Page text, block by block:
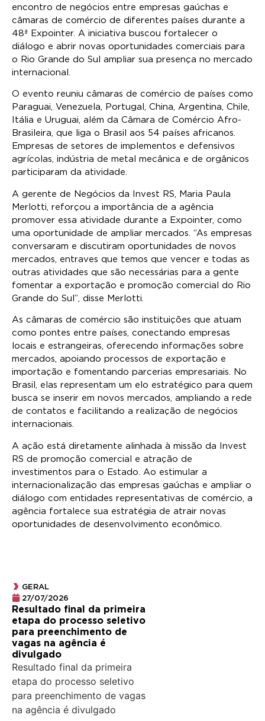
encontro de negócios entre empresas gaúchas e
câmaras de comércio de diferentes países durante a
48ª Expointer. A iniciativa buscou fortalecer o
diálogo e abrir novas oportunidades comerciais para
o Rio Grande do Sul ampliar sua presença no mercado
internacional.
O evento reuniu câmaras de comércio de países como
Paraguai, Venezuela, Portugal, China, Argentina, Chile,
Itália e Uruguai, além da Câmara de Comércio Afro-
Brasileira, que liga o Brasil aos 54 países africanos.
Empresas de setores de implementos e defensivos
agrícolas, indústria de metal mecânica e de orgânicos
participaram da atividade.
A gerente de Negócios da Invest RS, Maria Paula
Merlotti, reforçou a importância de a agência
promover essa atividade durante a Expointer, como
uma oportunidade de ampliar mercados. “As empresas
conversaram e discutiram oportunidades de novos
mercados, entraves que temos que vencer e todas as
outras atividades que são necessárias para a gente
fomentar a exportação e promoção comercial do Rio
Grande do Sul”, disse Merlotti.
As câmaras de comércio são instituições que atuam
como pontes entre países, conectando empresas
locais e estrangeiras, oferecendo informações sobre
mercados, apoiando processos de exportação e
importação e fomentando parcerias empresariais. No
Brasil, elas representam um elo estratégico para quem
busca se inserir em novos mercados, ampliando a rede
de contatos e facilitando a realização de negócios
internacionais.
A ação está diretamente alinhada à missão da Invest
RS de promoção comercial e atração de
investimentos para o Estado. Ao estimular a
internacionalização das empresas gaúchas e ampliar o
diálogo com entidades representativas de comércio, a
agência fortalece sua estratégia de atrair novas
oportunidades de desenvolvimento econômico.
GERAL
27/07/2026
Resultado final da primeira
etapa do processo seletivo
para preenchimento de
vagas na agência é
divulgado
Resultado final da primeira
etapa do processo seletivo
para preenchimento de vagas
na agência é divulgado